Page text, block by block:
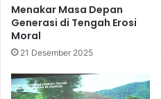
Menakar Masa Depan
Generasi di Tengah Erosi
Moral
21 Desember 2025